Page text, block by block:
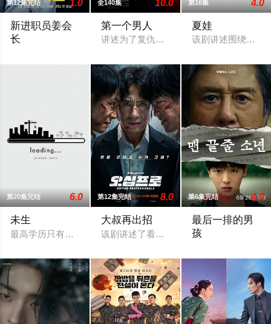
第12集完结 1.0
新进职员姜会
长
全140集 10.0
第一个男人
讲述为了复仇而顶替他人的女人，和为了
第16集 4.0
夏娃
该剧讲述围绕着韩
第20集完结 6.0
未生
最高学历只有高中鉴定考试，外语能力全无、特长全无、技能
第12集完结 8.0
大叔再出招
该剧讲述了看似平凡却各有致命魅力的三
第6集完结 4.0
最后一排的男
孩